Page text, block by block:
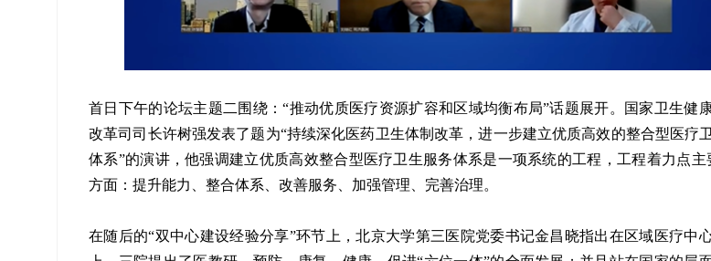
首日下午的论坛主题二围绕：“推动优质医疗资源扩容和区域均衡布局”话题展开。国家卫生健
改革司司长许树强发表了题为“持续深化医药卫生体制改革，进一步建立优质高效的整合型医疗
体系”的演讲，他强调建立优质高效整合型医疗卫生服务体系是一项系统的工程，工程着力点主
方面：提升能力、整合体系、改善服务、加强管理、完善治理。
在随后的“双中心建设经验分享”环节上，北京大学第三医院党委书记金昌晓指出在区域医疗中